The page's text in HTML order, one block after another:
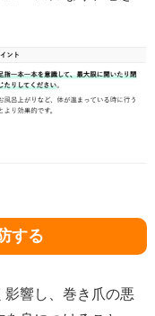
する
影響し、巻き爪の悪